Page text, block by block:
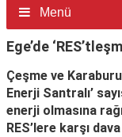
Menü
Ege’de
Çeşme ve
Enerji Santralı’
enerji olmasına
RES’lere karşı